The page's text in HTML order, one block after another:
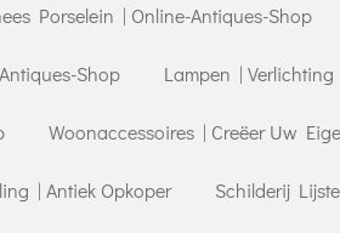
Porselein | Online-Antiques-Shop
Shop Lampen |
Woonaccessoires | Creëer Uw
| Antiek Opkoper Schilderij